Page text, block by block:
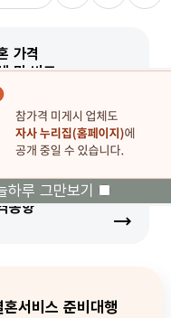
하루 그만보기
가격
및 비교
품
격정보
동향
혼서비스 준비대행